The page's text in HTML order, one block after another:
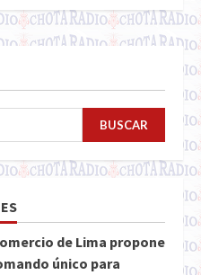
BUSCAR
de Lima propone
único para